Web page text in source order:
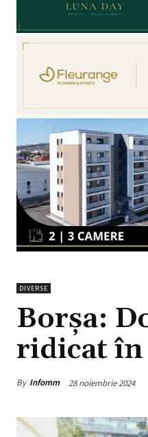
DIVERSE
Borșa:
ridicat în
By Infomm 28 noiembrie 2024